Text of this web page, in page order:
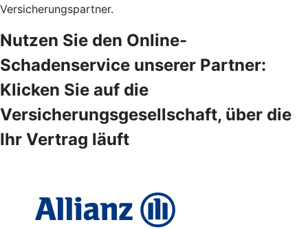
Versicherungspartner.
Nutzen Sie den Online-
Schadenservice unserer Partner:
Klicken Sie auf die
Versicherungsgesellschaft, über die
Ihr Vertrag läuft